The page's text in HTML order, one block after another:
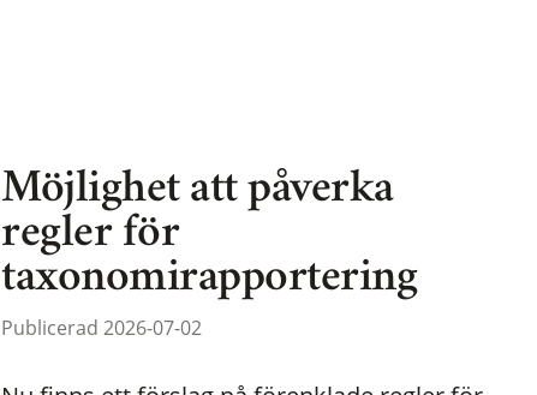
Möjlighet att påverka
regler för
taxonomirapportering
Publicerad 2026-07-02